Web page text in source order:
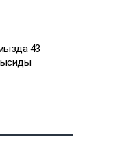
43
ысиды